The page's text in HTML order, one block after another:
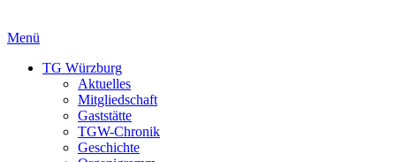
Menü
TG Würzburg
Aktuelles
Mitgliedschaft
Gaststätte
TGW-Chronik
Geschichte